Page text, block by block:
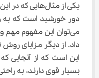
داد. از دیگر مزایای
این است که از آنجایی